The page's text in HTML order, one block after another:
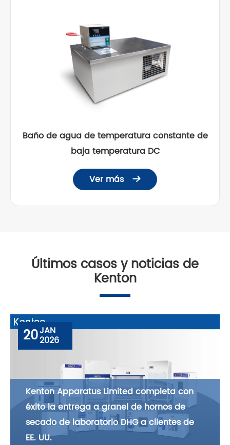
Baño de agua de temperatura constante de
baja temperatura DC
Ver más 
Últimos casos y noticias de
Kenton
Kenton Apparatus Limited completa con
éxito la entrega a granel de hornos de
secado de laboratorio DHG a clientes de
EE. UU.
20JAN
2026